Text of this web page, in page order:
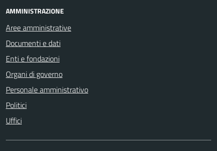
AMMINISTRAZIONE
Aree amministrative
Documenti e dati
Enti e fondazioni
Organi di governo
Personale amministrativo
Politici
Uffici